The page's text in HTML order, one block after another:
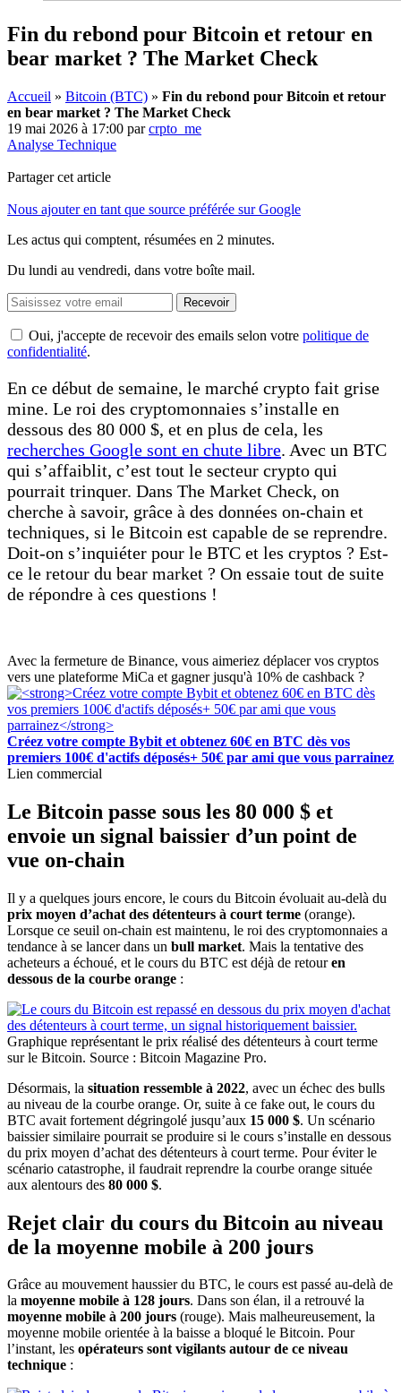
Fin du rebond pour Bitcoin et retour en
bear market ? The Market Check
Accueil » Bitcoin (BTC) » Fin du rebond pour Bitcoin et retour
en bear market ? The Market Check
19 mai 2026 à 17:00 parcrpto_me
Analyse Technique
Partager cet article
Nous ajouter en tant que source préférée sur Google
Les actus qui comptent, résumées en 2 minutes.
Du lundi au vendredi, dans votre boîte mail.
Recevoir
Oui, j'accepte de recevoir des emails selon votre politique de
confidentialité.
En ce début de semaine, le marché crypto fait grise
mine. Le roi des cryptomonnaies s’installe en
dessous des 80 000 $, et en plus de cela, les
recherches Google sont en chute libre. Avec un BTC
qui s’affaiblit, c’est tout le secteur crypto qui
pourrait trinquer. Dans The Market Check, on
cherche à savoir, grâce à des données on-chain et
techniques, si le Bitcoin est capable de se reprendre.
Doit-on s’inquiéter pour le BTC et les cryptos ? Est-
ce le retour du bear market ? On essaie tout de suite
de répondre à ces questions !
Avec la fermeture de Binance, vous aimeriez déplacer vos cryptos
vers une plateforme MiCa et gagner jusqu'à 10% de cashback ?
Créez votre compte Bybit et obtenez 60€ en BTC dès vos
premiers 100€ d'actifs déposés+ 50€ par ami que vous parrainez
Lien commercial
Le Bitcoin passe sous les 80 000 $ et
envoie un signal baissier d’un point de
vue on-chain
Il y a quelques jours encore, le cours du Bitcoin évoluait au-delà du
prix moyen d’achat des détenteurs à court terme (orange).
Lorsque ce seuil on-chain est maintenu, le roi des cryptomonnaies a
tendance à se lancer dans un bull market. Mais la tentative des
acheteurs a échoué, et le cours du BTC est déjà de retouren
dessous de la courbe orange :
Graphique représentant le prix réalisé des détenteurs à court terme
sur le Bitcoin. Source : Bitcoin Magazine Pro.
Désormais, la situation ressemble à 2022, avec un échec des bulls
au niveau de la courbe orange. Or, suite à ce fake out, le cours du
BTC avait fortement dégringolé jusqu’aux 15 000 $. Un scénario
baissier similaire pourrait se produire si le cours s’installe en dessous
du prix moyen d’achat des détenteurs à court terme. Pour éviter le
scénario catastrophe, il faudrait reprendre la courbe orange située
aux alentours des 80 000 $.
Rejet clair du cours du Bitcoin au niveau
de la moyenne mobile à 200 jours
Grâce au mouvement haussier du BTC, le cours est passé au-delà de
la moyenne mobile à 128 jours. Dans son élan, il a retrouvé la
moyenne mobile à 200 jours (rouge). Mais malheureusement, la
moyenne mobile orientée à la baisse a bloqué le Bitcoin. Pour
l’instant, les opérateurs sont vigilants autour de ce niveau
technique :